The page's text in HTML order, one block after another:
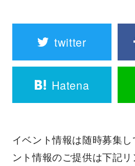
twitter
Hatena
イベント情報は随時募集
ント情報のご提供は下記